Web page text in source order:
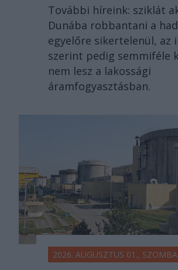
További híreink: sziklát
Dunába robbantani a
egyelőre sikertelenül, az
szerint pedig semmiféle
nem lesz a lakossági
áramfogyasztásban.
2026. AUGUSZTUS 01.,